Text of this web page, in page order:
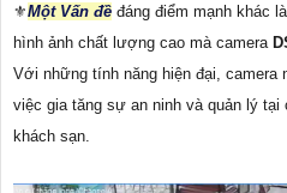
⚜️Một Vấn đề đáng điểm mạnh khác
hình ảnh chất lượng cao mà camera
Với những tính năng hiện đại,
việc gia tăng sự an ninh và quản lý tại
khách sạn.